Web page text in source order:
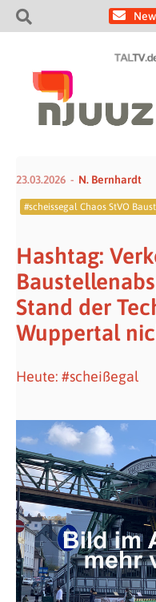
23.03.2026 N. Bernhardt
#scheissegal Chaos StVO
Hashtag:
Stand der
Wuppertal
Heute: #scheißegal